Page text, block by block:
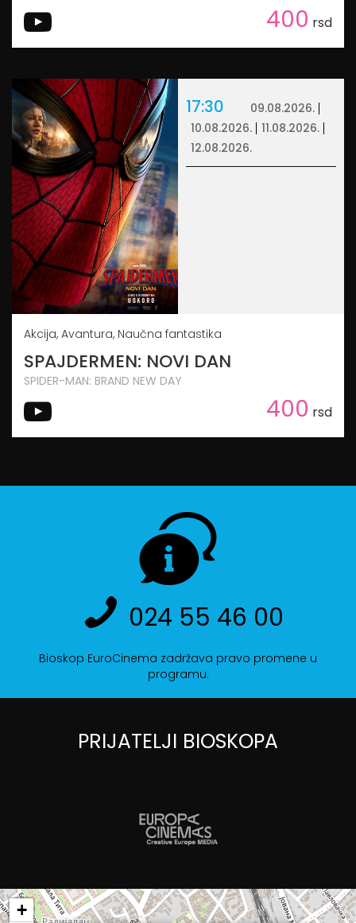
400 rsd
17:30
09.08.2026.
10.08.2026.
11.08.2026.
12.08.2026.
Akcija, Avantura, Naučna fantastika
SPAJDERMEN: NOVI DAN
SPIDER-MAN: BRAND NEW DAY
400 rsd
024 55 46 00
Bioskop EuroCinema zadržava pravo promene u
programu.
PRIJATELJI BIOSKOPA
+